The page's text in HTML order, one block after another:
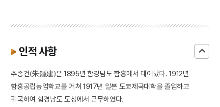
인적 사항
주종건(朱鍾建)은 1895년 함경남도 함흥에서 태어났다. 1912년
함흥공립농업학교를 거쳐 1917년 일본 도쿄제국대학을 졸업하고
귀국하여 함경남도 도청에서 근무하였다.